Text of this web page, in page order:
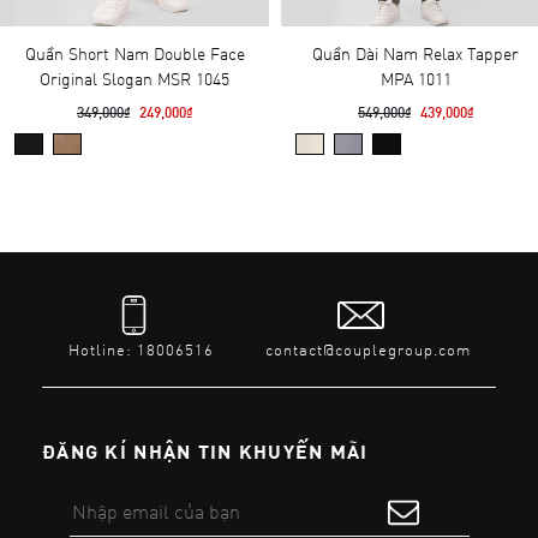
Quần Short Nam Double Face
Original Slogan MSR 1045
349,000₫ 249,000₫
Quần Dài Nam Relax Tapper
MPA 1011
549,000₫ 439,000₫
Hotline: 18006516 contact@couplegroup.com
ĐĂNG KÍ NHẬN TIN KHUYẾN MÃI